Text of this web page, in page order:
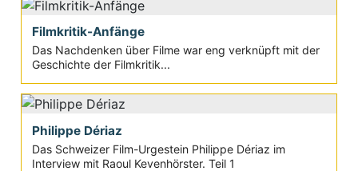
Filmkritik-Anfänge
Das Nachdenken über Filme war eng verknüpft mit der
Geschichte der Filmkritik...
Philippe Dériaz
Das Schweizer Film-Urgestein Philippe Dériaz im
Interview mit Raoul Kevenhörster. Teil 1